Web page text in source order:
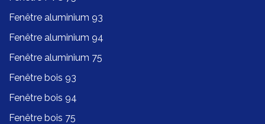
Fenêtre aluminium 93
Fenêtre aluminium 94
Fenêtre aluminium 75
Fenêtre bois 93
Fenêtre bois 94
Fenêtre bois 75